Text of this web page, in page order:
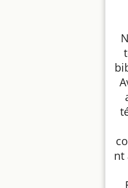
nt